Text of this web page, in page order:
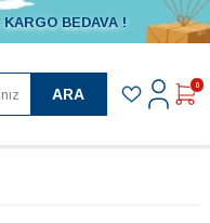
KARGO BEDAVA !
ARA
0